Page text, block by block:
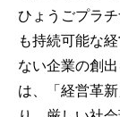
ひょうごプラ
も持続可能な
ない企業の創
は、「経営革